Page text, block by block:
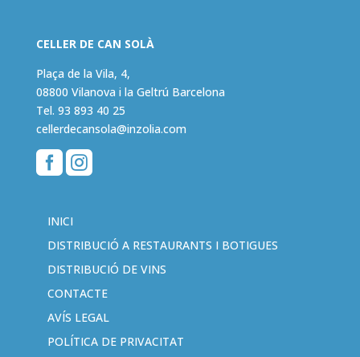
CELLER DE CAN SOLÀ
Plaça de la Vila, 4,
08800 Vilanova i la Geltrú Barcelona
Tel. 93 893 40 25
cellerdecansola@inzolia.com
 
INICI
DISTRIBUCIÓ A RESTAURANTS I BOTIGUES
DISTRIBUCIÓ DE VINS
CONTACTE
AVÍS LEGAL
POLÍTICA DE PRIVACITAT